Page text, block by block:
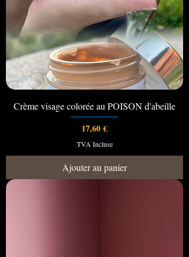
Crème visage colorée au POISON d'abeille
Prix
17,60 €
TVA Incluse
Ajouter au panier